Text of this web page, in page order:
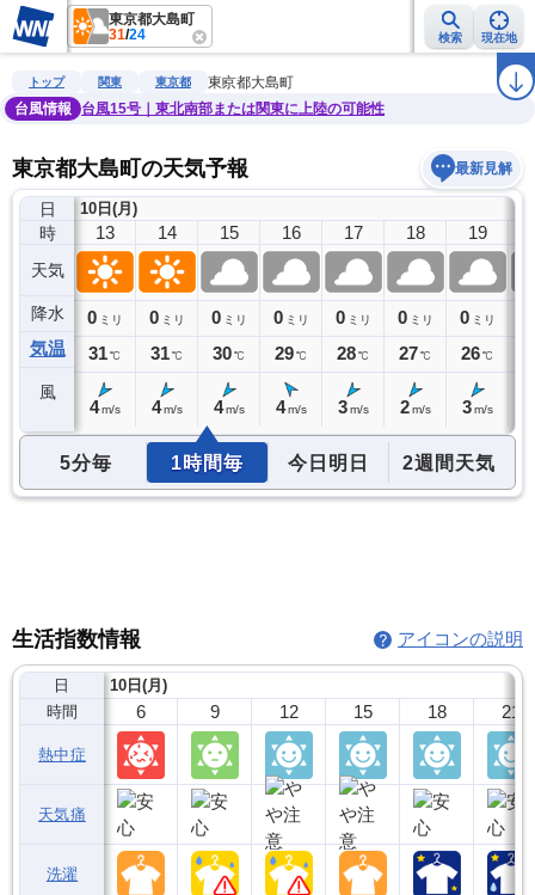
東京都大島町
31/24 検索 現在地
雨雲レーダー 台風情報 地震情報 ラ
トップ 関東 東京都
東京都大島町
台風情報
台風15号｜東北南部または関東に上陸の可能性
東京都大島町の天気予報 最新見解
日
時
天気
降水
気温
風
10日(月)
12
0ミリ
30℃
13
0 ミリ
31℃
4 m/s
14
0 ミリ
31℃
4 m/s
15
0 ミリ
30℃
4 m/s
16
0 ミリ
29℃
4 m/s
17
0 ミリ
28℃
3 m/s
18
0 ミリ
27℃
2 m/s
19
0 ミリ
26℃
3 m/s
5分毎 1時間毎 今日明日 2週間天気
生活指数情報 アイコンの説明
日
時間
熱中症
天気痛
洗濯
10日(月)
6 9 12 15 18 21